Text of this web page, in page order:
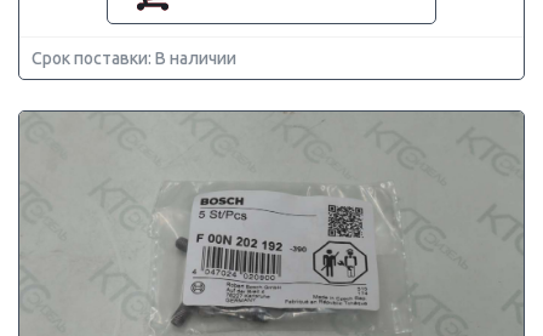
Срок поставки: В наличии